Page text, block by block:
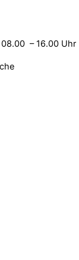
– 16.00 Uhr